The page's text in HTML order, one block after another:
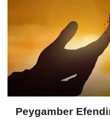
Peygamber